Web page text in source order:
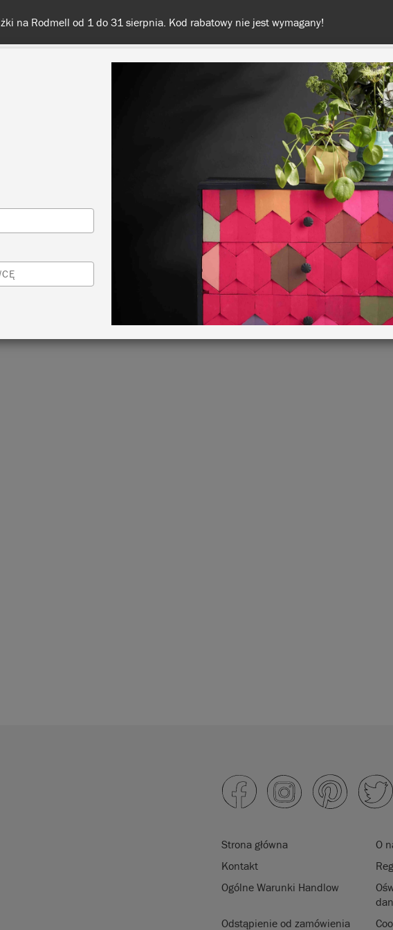
od 1 do 31 sierpnia. Kod rabatowy nie jest wymagany!
Polska
ZRÓWNOWAŻONY
red
SORTUJ WEDŁUG
Strona główna
O
Kontakt
Ogólne Warunki Handlow
Odstąpienie od zamówienia